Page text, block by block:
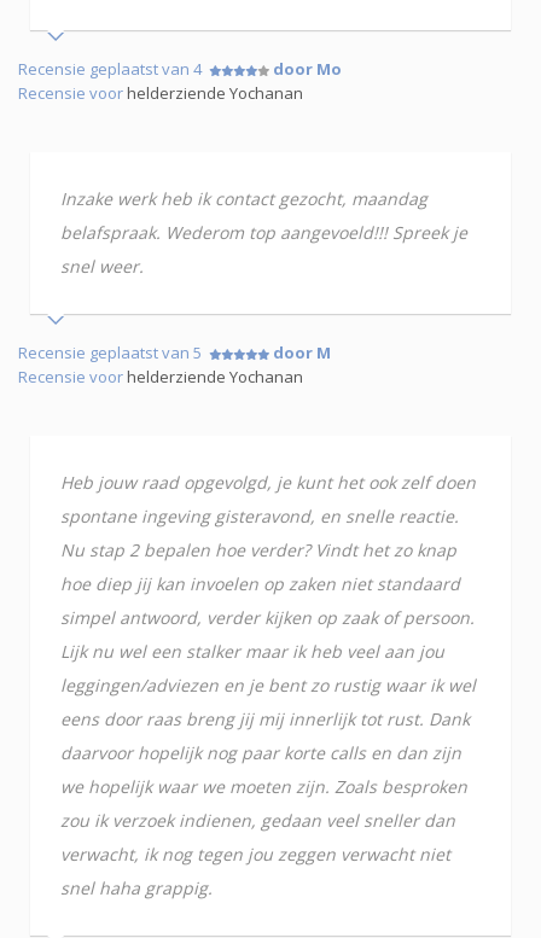
Recensie geplaatst van 4
door Mo
Recensie voorhelderziende Yochanan
Inzake werk heb ik contact gezocht, maandag
belafspraak. Wederom top aangevoeld!!! Spreek je
snel weer.
Recensie geplaatst van 5
door M
Recensie voorhelderziende Yochanan
Heb jouw raad opgevolgd, je kunt het ook zelf doen
spontane ingeving gisteravond, en snelle reactie.
Nu stap 2 bepalen hoe verder? Vindt het zo knap
hoe diep jij kan invoelen op zaken niet standaard
simpel antwoord, verder kijken op zaak of persoon.
Lijk nu wel een stalker maar ik heb veel aan jou
leggingen/adviezen en je bent zo rustig waar ik wel
eens door raas breng jij mij innerlijk tot rust. Dank
daarvoor hopelijk nog paar korte calls en dan zijn
we hopelijk waar we moeten zijn. Zoals besproken
zou ik verzoek indienen, gedaan veel sneller dan
verwacht, ik nog tegen jou zeggen verwacht niet
snel haha grappig.